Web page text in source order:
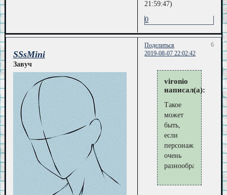
21:59:47)
0
Поделиться
6
2019-08-07 22:02:42
SSsMini
Завуч
vironio
написал(а):
Такое
может
быть,
если
персонажи
очень
разнообразные.